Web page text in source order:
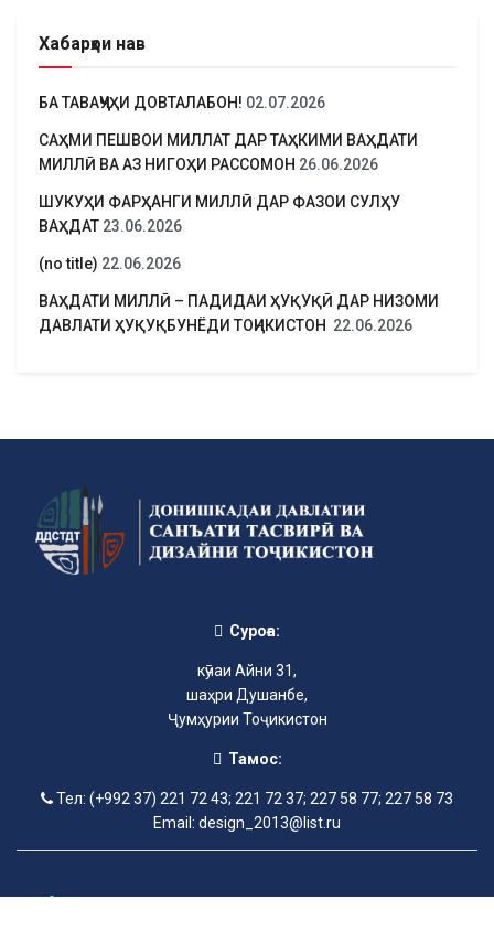
Хабарҳои нав
БА ТАВАҶҶУҲИ ДОВТАЛАБОН! 02.07.2026
САҲМИ ПЕШВОИ МИЛЛАТ ДАР ТАҲКИМИ ВАҲДАТИ
МИЛЛӢ ВА АЗ НИГОҲИ РАССОМОН 26.06.2026
ШУКУҲИ ФАРҲАНГИ МИЛЛӢ ДАР ФАЗОИ СУЛҲУ
ВАҲДАТ 23.06.2026
(no title) 22.06.2026
ВАҲДАТИ МИЛЛӢ – ПАДИДАИ ҲУҚУҚӢ ДАР НИЗОМИ
ДАВЛАТИ ҲУҚУҚБУНЁДИ ТОҶИКИСТОН 22.06.2026
Суроға:
кӯчаи Айни 31,
шаҳри Душанбе,
Ҷумҳурии Тоҷикистон
Тамос:
Тел: (+992 37) 221 72 43; 221 72 37; 227 58 77; 227 58 73
Email: design_2013@list.ru